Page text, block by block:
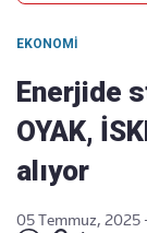
EKONOMI
Enerjide
OYAK,
alıyor
05 Temmuz, 2025